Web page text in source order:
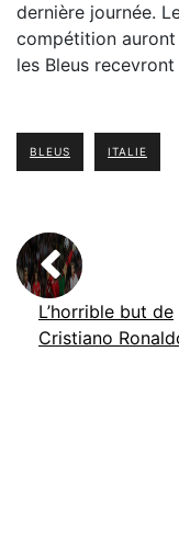
dernière journée.
compétition auront
les Bleus
BLEUS ITALIE
L’horrible but de
Cristiano